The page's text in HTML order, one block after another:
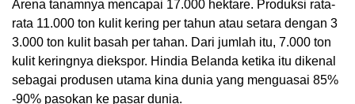
Arena tanamnya mencapai 17.000 hektare. Produksi rata-
rata 11.000 ton kulit kering per tahun atau setara dengan 3
3.000 ton kulit basah per tahan. Dari jumlah itu, 7.000 ton
kulit keringnya diekspor. Hindia Belanda ketika itu dikenal
sebagai produsen utama kina dunia yang menguasai 85%
-90% pasokan ke pasar dunia.